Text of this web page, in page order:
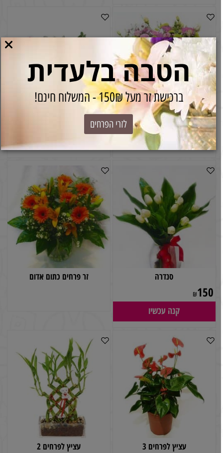
זר פרחים אביב
סנדרה
₪ 150
קנה עכשיו
זר פרחים כתום אדום
עציץ לפרחים 3 עציץ לפרחים 2
הטבה בלעדית
ברכישת זר מעל 150₪ - המשלוח חינם!
לזרי הפרחים